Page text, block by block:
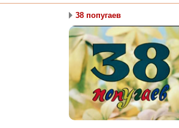
38 попугаев